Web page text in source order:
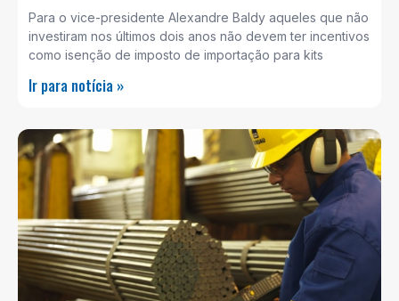
Para o vice-presidente Alexandre Baldy aqueles que não
investiram nos últimos dois anos não devem ter incentivos
como isenção de imposto de importação para kits
Ir para notícia »